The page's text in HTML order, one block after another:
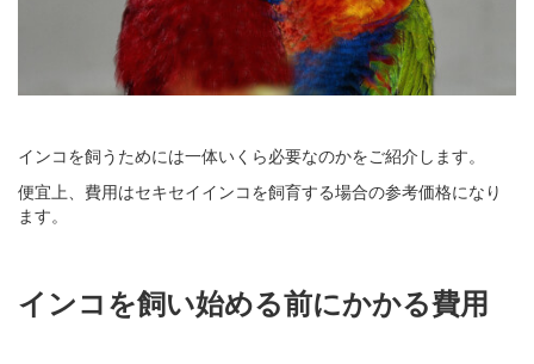
インコを飼うためには一体いくら必要なのかをご紹介します。
便宜上、費用はセキセイインコを飼育する場合の参考価格になり
ます。
インコを飼い始める前にかかる費用